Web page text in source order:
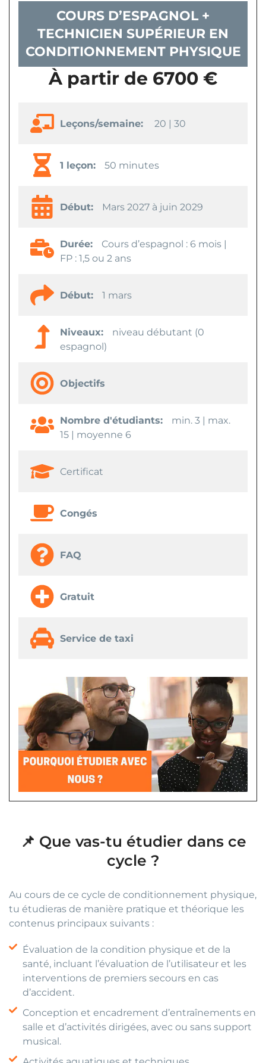
COURS D’ESPAGNOL +
TECHNICIEN SUPÉRIEUR EN
CONDITIONNEMENT PHYSIQUE
À partir de 6700 €
Leçons/semaine: 20 | 30
1 leçon: 50 minutes
Début: Mars 2027 à juin 2029
Durée:
Cours d’espagnol : 6 mois |
FP : 1,5 ou 2 ans
Début: 1 mars
Niveaux:
niveau débutant (0
espagnol)
Objectifs
Nombre d'étudiants:
min. 3 | max.
15 | moyenne 6
Certificat
Congés
FAQ
Gratuit
Service de taxi
📌 Que vas-tu étudier dans ce
cycle ?
Au cours de ce cycle de conditionnement physique,
tu étudieras de manière pratique et théorique les
contenus principaux suivants :
Évaluation de la condition physique et de la
santé, incluant l’évaluation de l’utilisateur et les
interventions de premiers secours en cas
d’accident.
Conception et encadrement d’entraînements en
salle et d’activités dirigées, avec ou sans support
musical.